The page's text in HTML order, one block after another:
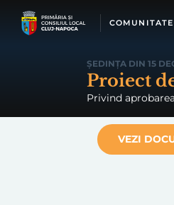
COMUNITATE
ȘEDINȚA DIN 15
Proiect
Privind
VEZI